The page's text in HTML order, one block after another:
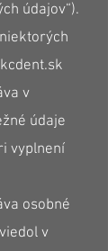
údajov“).
v
údaje
vyplnení
osobné
v